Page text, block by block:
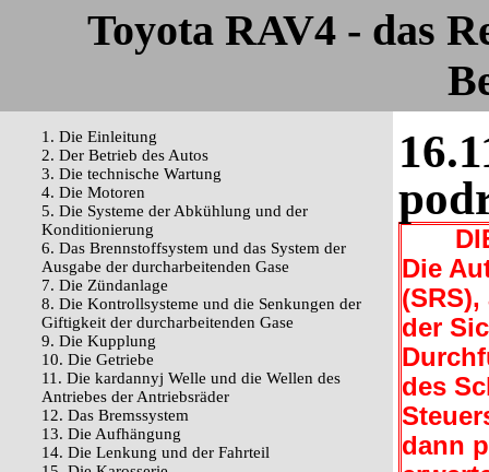
Toyota RAV4 - das
1. Die Einleitung
2. Der Betrieb des Autos
3. Die technische Wartung
4. Die Motoren
5. Die Systeme der Abkühlung und der
Konditionierung
6. Das Brennstoffsystem und das System der
Ausgabe der durcharbeitenden Gase
7. Die Zündanlage
8. Die Kontrollsysteme und die Senkungen der
Giftigkeit der durcharbeitenden Gase
9. Die Kupplung
10. Die Getriebe
11. Die kardannyj Welle und die Wellen des
Antriebes der Antriebsräder
12. Das Bremssystem
13. Die Aufhängung
14. Die Lenkung und der Fahrteil
DIE
Die
der
des
dann